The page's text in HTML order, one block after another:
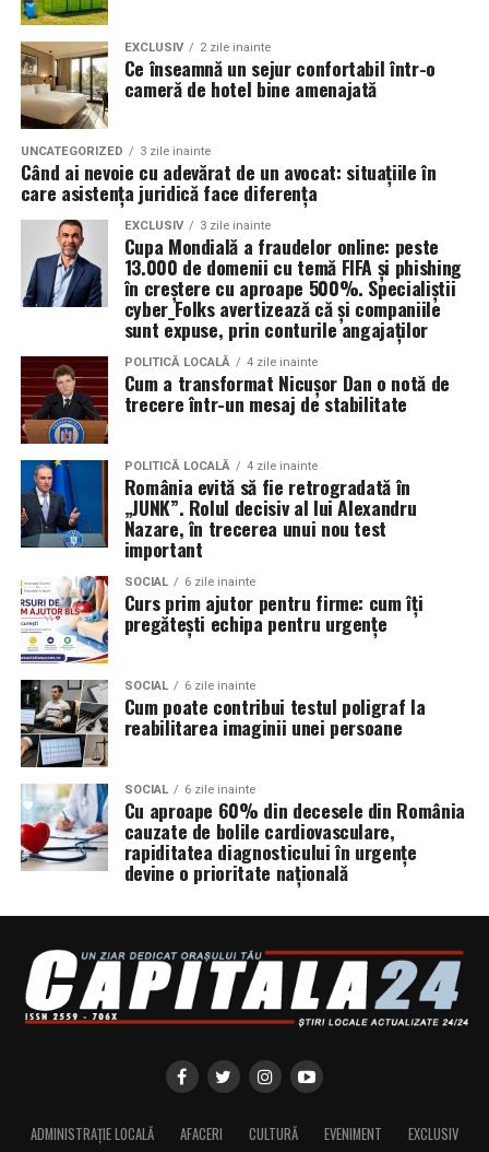
EXCLUSIV 2 zile inainte
Ce înseamnă un sejur confortabil într-o
cameră de hotel bine amenajată
UNCATEGORIZED 3 zile inainte
Când ai nevoie cu adevărat de un avocat: situațiile în
care asistența juridică face diferența
EXCLUSIV 3 zile inainte
Cupa Mondială a fraudelor online: peste
13.000 de domenii cu temă FIFA și phishing
în creștere cu aproape 500%. Specialiștii
cyber_Folks avertizează că și companiile
sunt expuse, prin conturile angajaților
POLITICĂ LOCALĂ 4 zile inainte
Cum a transformat Nicușor Dan o notă de
trecere într-un mesaj de stabilitate
POLITICĂ LOCALĂ 4 zile inainte
România evită să fie retrogradată în
„JUNK”. Rolul decisiv al lui Alexandru
Nazare, în trecerea unui nou test
important
SOCIAL 6 zile inainte
Curs prim ajutor pentru firme: cum îți
pregătești echipa pentru urgențe
SOCIAL 6 zile inainte
Cum poate contribui testul poligraf la
reabilitarea imaginii unei persoane
SOCIAL 6 zile inainte
Cu aproape 60% din decesele din România
cauzate de bolile cardiovasculare,
rapiditatea diagnosticului în urgențe
devine o prioritate națională
ADMINISTRAȚIE LOCALĂ AFACERI CULTURĂ EVENIMENT EXCLUSIV